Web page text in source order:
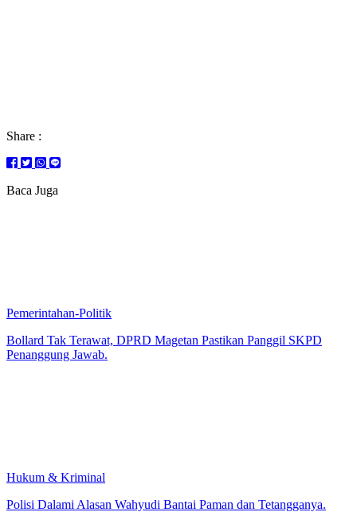
Share :
Baca Juga
Pemerintahan-Politik
Bollard Tak Terawat, DPRD Magetan Pastikan Panggil SKPD
Penanggung Jawab.
Hukum & Kriminal
Polisi Dalami Alasan Wahyudi Bantai Paman dan Tetangganya.